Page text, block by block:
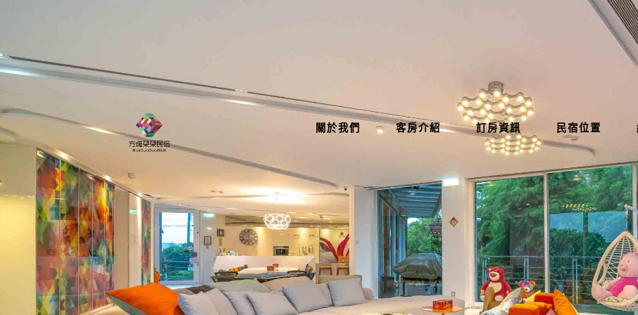
關於我們 客房介紹 訂房資訊 民宿位置